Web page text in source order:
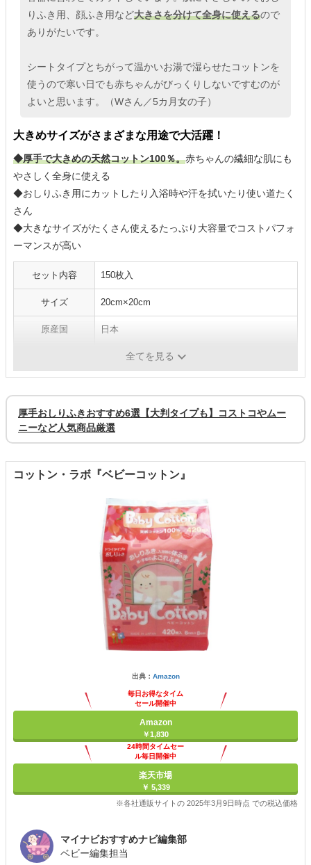
りふき用、顔ふき用など大きさを分けて全身に使えるので
ありがたいです。
シートタイプとちがって温かいお湯で湿らせたコットンを
使うので寒い日でも赤ちゃんがびっくりしないですむのが
よいと思います。（Wさん／5カ月女の子）
大きめサイズがさまざまな用途で大活躍！
◆厚手で大きめの天然コットン100％。赤ちゃんの繊細な肌にも
やさしく全身に使える
◆おしりふき用にカットしたり入浴時や汗を拭いたり使い道たく
さん
◆大きなサイズがたくさん使えるたっぷり大容量でコストパフォ
ーマンスが高い
セット内容 150枚入
サイズ 20cm×20cm
原産国 日本
約10円全てを見る
厚手おしりふきおすすめ6選【大判タイプも】コストコやムー
ニーなど人気商品厳選
コットン・ラボ『ベビーコットン』
出典： Amazon
毎日お得なタイム
セール開催中
Amazon
￥1,830
24時間タイムセー
ル毎日開催中
楽天市場
￥ 5,339
※各社通販サイトの 2025年3月9日時点 での税込価格
マイナビおすすめナビ編集部
ベビー編集担当